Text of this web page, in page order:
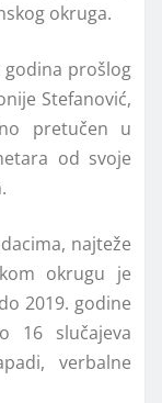
okruga.
godina prošlog
Stefanović,
pretučen u
od svoje
najteže
okrugu je
2019. godine
16 slučajeva
verbalne